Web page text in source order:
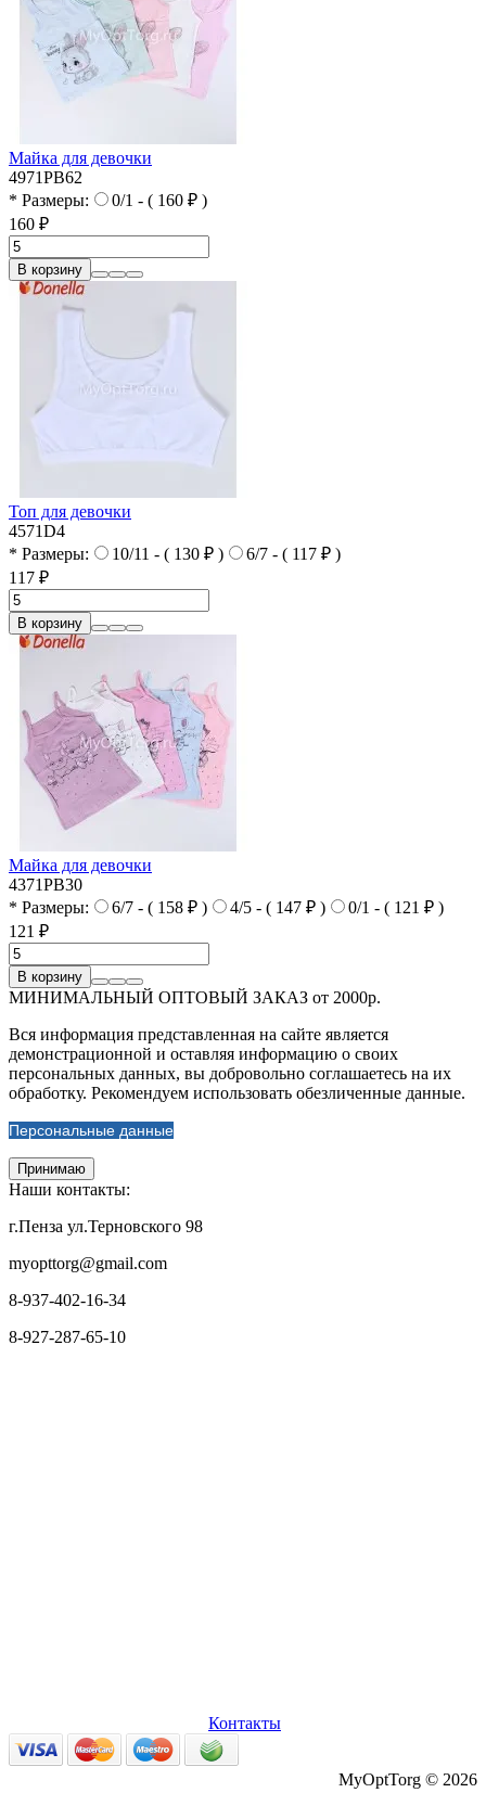
Майка для девочки
4971PB62
* Размеры:
0/1 - ( 160 ₽ )
160 ₽
В корзину
Топ для девочки
4571D4
* Размеры:
10/11 - ( 130 ₽ )
6/7 - ( 117 ₽ )
117 ₽
В корзину
Майка для девочки
4371PB30
* Размеры:
6/7 - ( 158 ₽ ) 4/5 - ( 147 ₽ )
0/1 - ( 121 ₽ )
121 ₽
В корзину
МИНИМАЛЬНЫЙ ОПТОВЫЙ ЗАКАЗ от 2000р.
Вся информация представленная на сайте является
демонстрационной и оставляя информацию о своих
персональных данных, вы добровольно соглашаетесь на их
обработку. Рекомендуем использовать обезличенные данные.
Персональные данные
Принимаю
Наши контакты:
г.Пенза ул.Терновского 98
myopttorg@gmail.com
8-937-402-16-34
8-927-287-65-10
Контакты
MyOptTorg © 2026